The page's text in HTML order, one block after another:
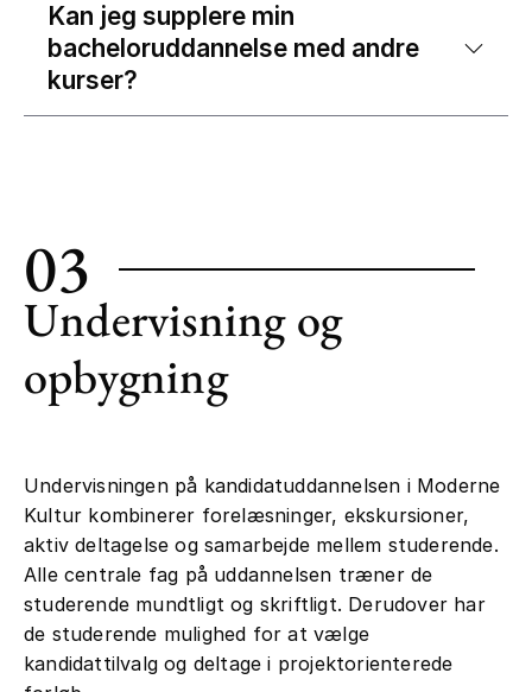
Kan jeg supplere min
bacheloruddannelse med andre
kurser?
03
Undervisning og
opbygning
Undervisningen på kandidatuddannelsen i Moderne
Kultur kombinerer forelæsninger, ekskursioner,
aktiv deltagelse og samarbejde mellem studerende.
Alle centrale fag på uddannelsen træner de
studerende mundtligt og skriftligt. Derudover har
de studerende mulighed for at vælge
kandidattilvalg og deltage i projektorienterede